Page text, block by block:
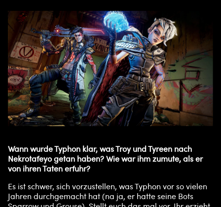
Wann wurde Typhon klar, was Troy und Tyreen nach
Nekrotafeyo getan haben? Wie war ihm zumute, als er
von ihren Taten erfuhr?
Es ist schwer, sich vorzustellen, was Typhon vor so vielen
Jahren durchgemacht hat (na ja, er hatte seine Bots